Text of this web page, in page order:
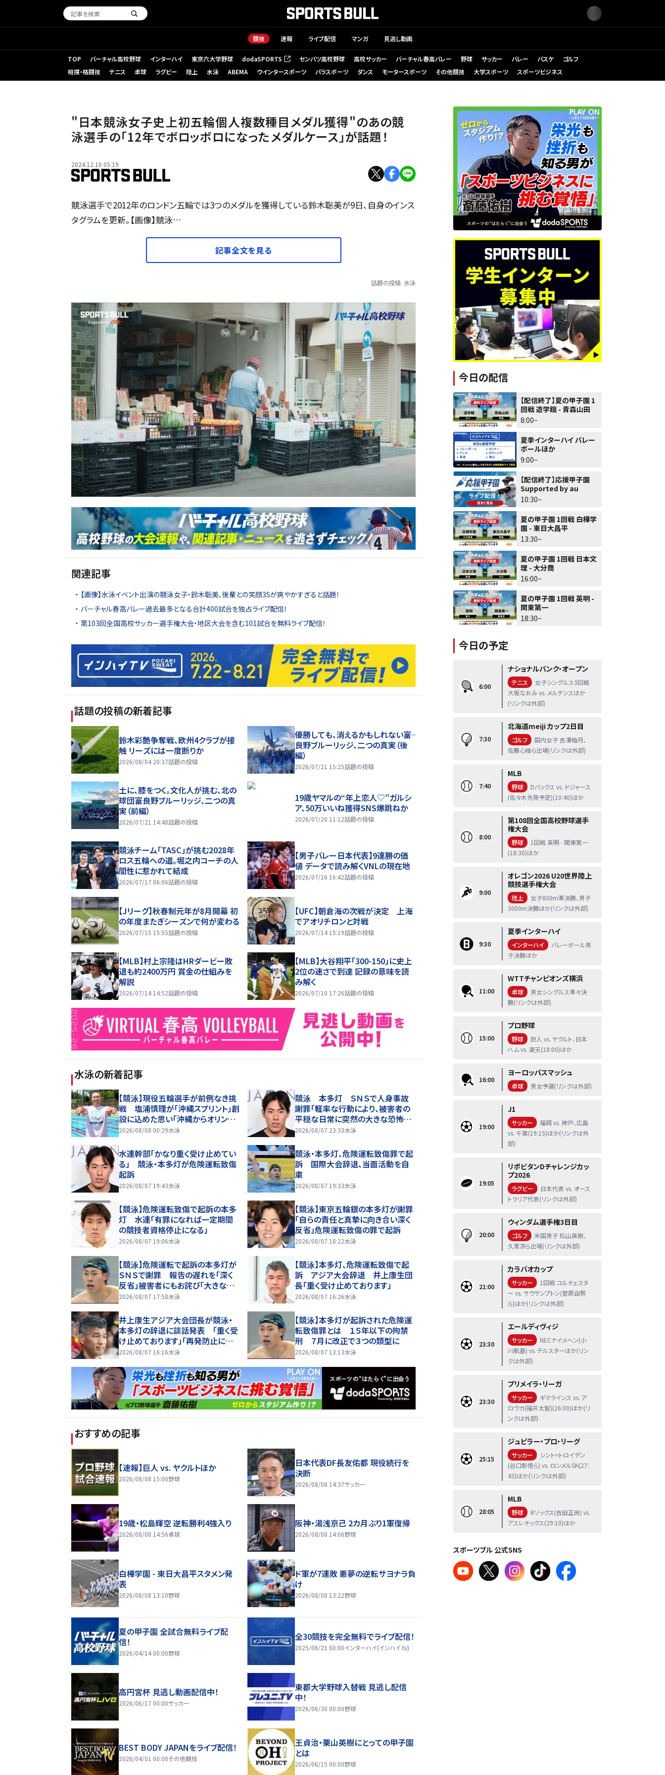
競技 速報 ライブ配信 マンガ 見逃し動画
TOP バーチャル高校野球 インターハイ 東京六大学野球 dodaSPORTS
（新しいタブで開く） センバツ高校野球 高校サッカー バーチャル春高バレー 野球 サッカー バレー バスケ
ゴルフ
相撲・格闘技
テニス 卓球 ラグビー 陸上 水泳 ABEMA ウインタースポーツ パラスポーツ ダンス モータースポーツ その他競技 大学スポーツ スポーツビジネス
"日本競泳女子史上初五輪個人複数種目メダル獲得"のあの競
泳選手の「12年でボロッボロになったメダルケース」が話題！
2024.12.10 05:19
競泳選手で2012年のロンドン五輪では3つのメダルを獲得している鈴木聡美が9日、自身のインス
タグラムを更新。【画像】競泳…
記事全文を見る
話題の投稿 水泳
関連記事
【画像】水泳イベント出演の競泳女子・鈴木聡美、後輩との笑顔3Sが爽やかすぎると話題！
バーチャル春高バレー過去最多となる合計400試合を独占ライブ配信！
第103回全国高校サッカー選手権大会・地区大会を含む101試合を無料ライブ配信！
話題の投稿の新着記事
鈴木彩艶争奪戦、欧州4クラブが接
触 リーズには一度断りか
2026/08/04 20:37話題の投稿
優勝しても、消えるかもしれない――富
良野ブルーリッジ、二つの真実（後
編）
2026/07/21 15:25話題の投稿
土に、膝をつく。文化人が挑む、北の
球団――富良野ブルーリッジ、二つの真
実（前編）
2026/07/21 14:48話題の投稿
19歳ヤマルの“年上恋人♡”ガルシ
ア、50万いいね獲得SNS爆跳ねか
2026/07/20 11:12話題の投稿
競泳チーム「TASC」が挑む2028年
ロス五輪への道。堀之内コーチの人
間性に惹かれて結成
2026/07/17 06:06話題の投稿
【男子バレー日本代表】9連勝の価
値 データで読み解くVNLの現在地
2026/07/16 16:42話題の投稿
【Jリーグ】秋春制元年が8月開幕 初
の年度またぎシーズンで何が変わる
2026/07/15 15:55話題の投稿
【UFC】朝倉海の次戦が決定 上海
でアオリチロンと対戦
2026/07/14 15:19話題の投稿
【MLB】村上宗隆はHRダービー敗
退も約2400万円 賞金の仕組みを
解説
2026/07/14 14:52話題の投稿
【MLB】大谷翔平「300-150」に史上
2位の速さで到達 記録の意味を読
み解く
2026/07/10 17:26話題の投稿
水泳の新着記事
【競泳】現役五輪選手が前例なき挑
戦 塩浦慎理が「沖縄スプリント」創
設に込めた思い「沖縄からオリンピ
ック選手を」 池江璃花子ら日本代
2026/08/08 00:29水泳
競泳 本多灯 ＳＮＳで人身事故
謝罪「軽率な行動により、被害者の
平穏な日常に突然の大きな恐怖を
与えてしまった」危険運転致傷の罪
2026/08/07 23:33水泳
水連幹部「かなり重く受け止めてい
る」 競泳・本多灯が危険運転致傷
起訴
2026/08/07 19:43水泳
競泳・本多灯、危険運転致傷罪で起
訴 国際大会辞退、当面活動を自
粛
2026/08/07 19:33水泳
【競泳】危険運転致傷で起訴の本多
灯 水連「有罪になれば一定期間
の競技者資格停止になる」
2026/08/07 19:06水泳
【競泳】東京五輪銀の本多灯が謝罪
「自らの責任と真摯に向き合い深く
反省」危険運転致傷の罪で起訴
2026/08/07 18:22水泳
【競泳】危険運転で起訴の本多灯が
ＳＮＳで謝罪 報告の遅れを「深く
反省」被害者にもお詫び「大きな恐
怖と身体的な苦痛を与えてしまっ
2026/08/07 17:58水泳
【競泳】本多灯、危険運転致傷で起
訴 アジア大会辞退 井上康生団
長「重く受け止めております」
2026/08/07 16:26水泳
井上康生アジア大会団長が競泳・
本多灯の辞退に談話発表 「重く受
け止めております」「再発防止に努
め信頼に応えられるよう」
2026/08/07 16:16水泳
【競泳】本多灯が起訴された危険運
転致傷罪とは １５年以下の拘禁
刑 ７月に改正で３つの類型に
2026/08/07 13:13水泳
おすすめの記事
【速報】巨人 vs. ヤクルトほか
2026/08/08 15:00野球
日本代表DF長友佑都 現役続行を
決断
2026/08/08 14:37サッカー
19歳・松島輝空 逆転勝利4強入り
2026/08/08 14:56卓球
阪神・湯浅京己 2カ月ぶり1軍復帰
2026/08/08 14:06野球
白樺学園 - 東日大昌平スタメン発
表
2026/08/08 13:10野球
ド軍が7連敗 悪夢の逆転サヨナラ負
け
2026/08/08 13:22野球
夏の甲子園 全試合無料ライブ配
信！
2026/04/14 00:00野球
全30競技を完全無料でライブ配信！
2025/06/21 00:00インターハイ(インハイ.tv)
高円宮杯 見逃し動画配信中！
2026/06/17 00:00サッカー
東都大学野球入替戦 見逃し配信
中！
2026/06/30 00:00野球
BEST BODY JAPANをライブ配信！
2026/04/01 00:00その他競技
王貞治・栗山英樹にとっての甲子園
とは
2026/06/15 00:00野球
今日の配信
【配信終了】夏の甲子園 1
回戦 遊学館 - 青森山田
8:00~
夏季インターハイ バレー
ボールほか
9:00~
【配信終了】応援甲子園
Supported by au
10:30~
夏の甲子園 1回戦 白樺学
園 - 東日大昌平
13:30~
夏の甲子園 1回戦 日本文
理 - 大分商
16:00~
夏の甲子園 1回戦 英明 -
関東第一
18:30~
今日の予定
6:00
ナショナルバンク・オープン
テニス
女子シングルス3回戦
大坂なおみ vs. メルテンスほか
(リンクは外部)
7:30
北海道meiji カップ2日目
ゴルフ
国内女子 吉澤柚月、
佐藤心結ら出場(リンクは外部)
7:40
MLB
野球
Dバックス vs. ドジャース
(佐々木先発予定)(10:40)ほか
8:00
第108回全国高校野球選手
権大会
野球
1回戦 英明 - 関東第一
(18:30)ほか
9:00
オレゴン2026 U20世界陸上
競技選手権大会
陸上
女子800m準決勝、男子
3000m決勝ほか(リンクは外部)
9:30
夏季インターハイ
インターハイ
バレーボール男
子決勝ほか
11:00
WTTチャンピオンズ横浜
卓球
男女シングルス準々決
勝(リンクは外部)
15:00
プロ野球
野球
巨人 vs. ヤクルト、日本
ハム vs. 楽天(18:00)ほか
16:00
ヨーロッパスマッシュ
卓球 男女予選(リンクは外部)
19:00
J1
サッカー
福岡 vs. 神戸、広島
vs. 千葉(19:15)ほか(リンクは外
部)
19:05
リポビタンDチャレンジカッ
プ2026
ラグビー
日本代表 vs. オース
トラリア代表(リンクは外部)
20:00
ウィンダム選手権3日目
ゴルフ
米国男子 松山英樹、
久常涼ら出場(リンクは外部)
21:00
カラバオカップ
サッカー
1回戦 コルチェスタ
ー vs. サウサンプトン(菅原由勢
ら)ほか(リンクは外部)
23:30
エールディヴィジ
サッカー
NECナイメヘン(小
川航基) vs. テルスターほか(リン
クは外部)
23:30
プリメイラ・リーガ
サッカー
ギマラインス vs. ア
ロウカ(福井太智)(26:00)ほか(リ
ンクは外部)
25:15
ジュピラー・プロ・リーグ
サッカー
シント=トロイデン
(谷口彰悟ら) vs. ロンメルSK(27:
45)ほか(リンクは外部)
28:05
MLB
野球
Rソックス(吉田正尚) vs.
アスレチックス(29:10)ほか
スポーツブル 公式SNS